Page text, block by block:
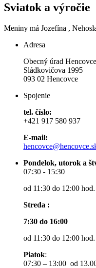
Sviatok a výročie
Meniny má Jozefína ,
Adresa
Obecný úrad Hencovce
Sládkovičova 1995
093 02 Hencovce
Spojenie
tel. číslo:
+421 917 580 937
E-mail:
Pondelok, utorok a
07:30 - 15:30
od 11:30 do 12:00
Streda :
7:30 do 16:00
od 11:30 do 12:00
Piatok:
07:30 – 13:00 od